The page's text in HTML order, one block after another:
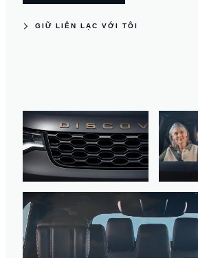
GIỮ LIÊN LẠC VỚI TÔI